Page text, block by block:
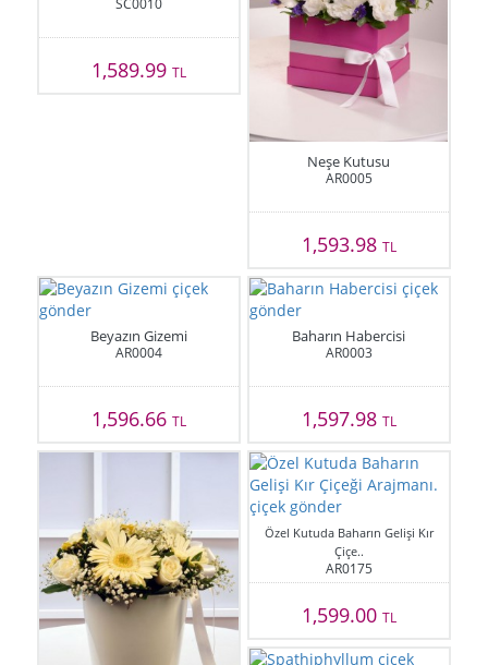
SC0010
1,589.99TL
Neşe Kutusu
AR0005
1,593.98 TL
Beyazın Gizemi
AR0004
1,596.66TL
Baharın Habercisi
AR0003
1,597.98 TL
Özel Kutuda Baharın Gelişi Kır
Çiçe..
AR0175
1,599.00 TL